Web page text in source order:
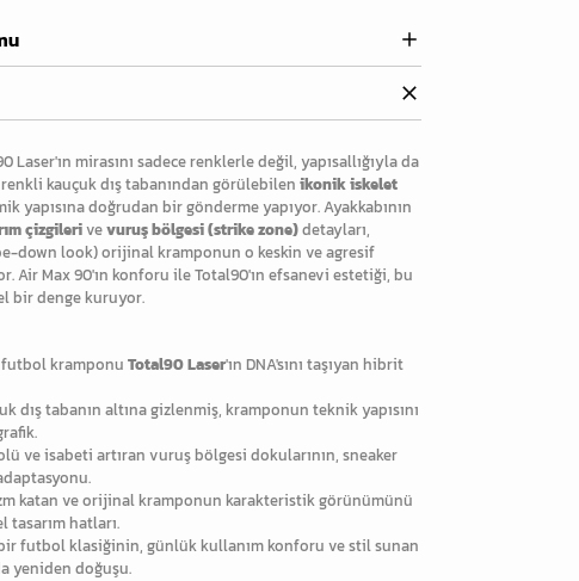
Laser'ın mirasını sadece renklerle değil, yapısallığıyla da
kauçuk dış tabanından görülebilen ikonik iskelet
yapısına doğrudan bir gönderme yapıyor. Ayakkabının
çizgilerivevuruş bölgesi (strike zone)detayları,
down look) orijinal kramponun o keskin ve agresif
Air Max 90'ın konforu ile Total90'ın efsanevi estetiği, bu
bir denge kuruyor.
kramponu Total90 Laser'ın DNA'sını taşıyan hibrit
dış tabanın altına gizlenmiş, kramponun teknik yapısını
ve isabeti artıran vuruş bölgesi dokularının, sneaker
katan ve orijinal kramponun karakteristik görünümünü
tasarım hatları.
futbol klasiğinin, günlük kullanım konforu ve stil sunan
yeniden doğuşu.